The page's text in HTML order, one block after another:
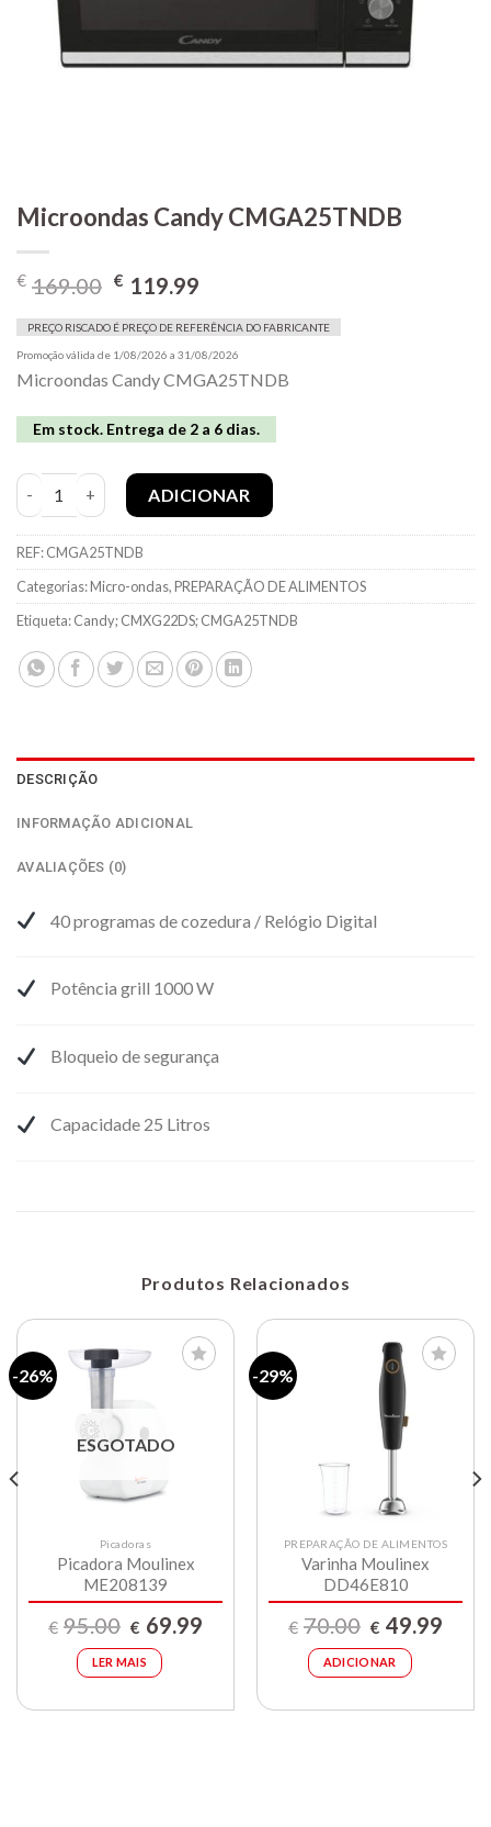
Microondas Candy CMGA25TNDB
€ 169.00 O
original
era:
€169.00.
€ 119.99
atual
é:
€119.99.
PREÇO RISCADO É PREÇO DE REFERÊNCIA DO FABRICANTE
Promoção válida de 1/08/2026 a 31/08/2026
Microondas Candy CMGA25TNDB
Em stock. Entrega de 2 a 6 dias.
Quantidade de Microondas Candy CMGA25TNDB
ADICIONAR
REF:CMGA25TNDB
Categorias:Micro-ondas,PREPARAÇÃO DE ALIMENTOS
Etiqueta:Candy; CMXG22DS; CMGA25TNDB
DESCRIÇÃO
INFORMAÇÃO ADICIONAL
AVALIAÇÕES (0)
40 programas de cozedura / Relógio Digital
Potência grill 1000 W
Bloqueio de segurança
Capacidade 25 Litros
Produtos Relacionados
-26%
compras
ESGOTADO
Picadoras
Picadora Moulinex
ME208139
€ 95.00
O
preço
original
era:
€95.00.
€ 69.99
LER MAIS
-29%
Lista de
PREPARAÇÃO DE ALIMENTOS
Varinha Moulinex
DD46E810
€ 70.00
O
preço
original
era:
€70.00.
€ 49.99
ADICIONAR